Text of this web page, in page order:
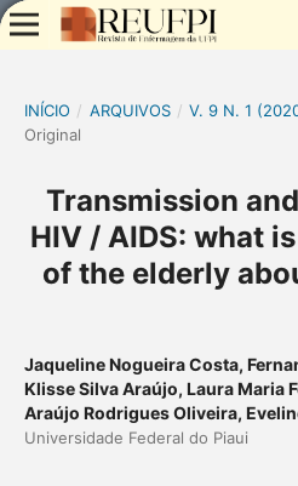
INÍCIO / ARQUIVOS / V. 9 N. 1
Original
Transmission
HIV / AIDS: what
of the elderly
Jaqueline Nogueira Costa,
Klisse Silva Araújo, Laura Maria
Araújo Rodrigues Oliveira,
Universidade Federal do Piaui